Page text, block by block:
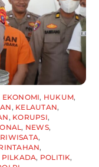
EKONOMI, HUKUM,
, KELAUTAN,
, KORUPSI,
, NEWS,
,
,
PILKADA, POLITIK,